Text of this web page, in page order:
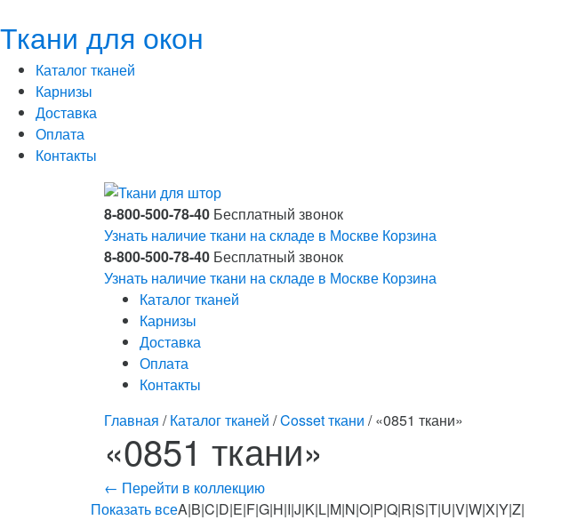
Ткани для окон
Каталог тканей
Карнизы
Доставка
Оплата
Контакты
8-800-500-78-40 Бесплатный звонок
Узнать наличие ткани на складе в Москве Корзина
8-800-500-78-40 Бесплатный звонок
Узнать наличие ткани на складе в Москве Корзина
Каталог тканей
Карнизы
Доставка
Оплата
Контакты
Главная /Каталог тканей /Cosset ткани / «0851 ткани»
«0851 ткани»
← Перейти в коллекцию
Показать всеA|B|C|D|E|F|G|H|I|J|K|L|M|N|O|P|Q|R|S|T|U|V|W|X|Y|Z|